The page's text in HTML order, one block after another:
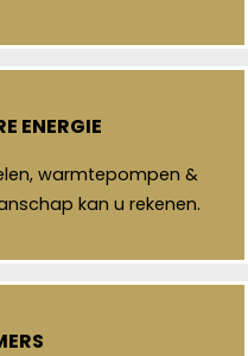
ENERGIE
warmtepompen &
kan u rekenen.